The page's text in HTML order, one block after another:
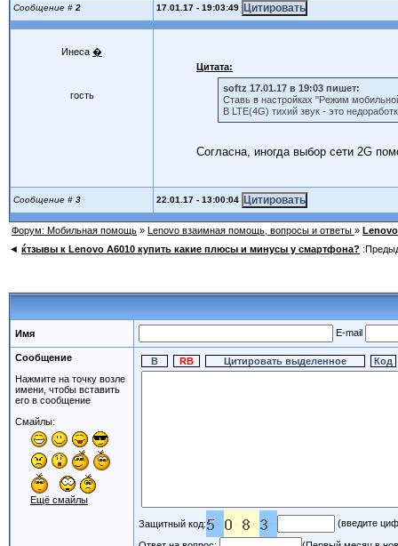
Сообщение # 2 17.01.17 - 19:03:49
Инеса �
гость
Цитата:
softz 17.01.17 в 19:03 пишет:
Ставь в настройках "Режим
В LTE(4G) тихий звук - это
Согласна, иногда выбор сети 2G
Сообщение # 3 22.01.17 - 13:00:04
Форум: Мобильная помощь » Lenovo взаимная помощь, вопросы и ответы »
◄ ќтзывы к Lenovo A6010 купить какие плюсы и минусы у смартфона?
Имя E-mail
Сообщение
Нажмите на точку возле
имени, чтобы вставить
его в сообщение
Смайлы:
Ещё смайлы
Защитный код: (введите